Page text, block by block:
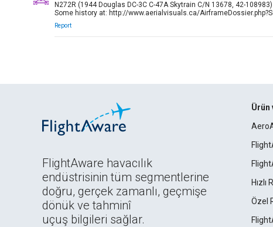
N272R (1944 Douglas DC-3C C-47A Skytrain C/N 13678, 42-108983)
Some history at: http://www.aerialvisuals.ca/
Report
FlightAware havacılık
endüstrisinin tüm segmentlerine
doğru, gerçek zamanlı, geçmişe
dönük ve tahminî
uçuş bilgileri sağlar.
Ürün
Hızlı
Özel